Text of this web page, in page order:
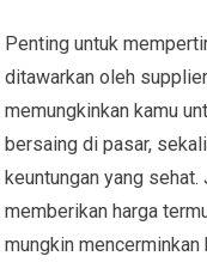
Penting untuk
ditawarkan oleh
memungkinkan kamu
bersaing di pasar,
keuntungan yang
memberikan harga
mungkin